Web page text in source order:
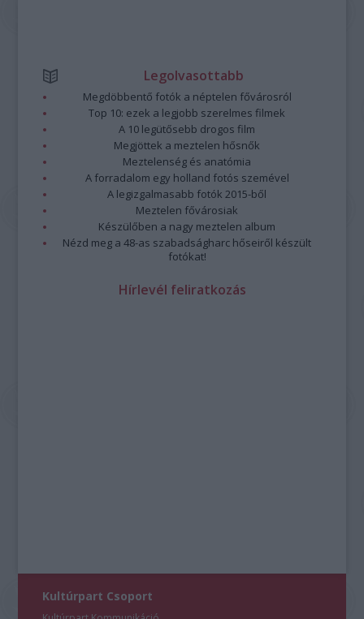
Legolvasottabb
Megdöbbentő fotók a néptelen fővárosról
Top 10: ezek a legjobb szerelmes filmek
A 10 legütősebb drogos film
Megjöttek a meztelen hősnők
Meztelenség és anatómia
A forradalom egy holland fotós szemével
A legizgalmasabb fotók 2015-ből
Meztelen fővárosiak
Készülőben a nagy meztelen album
Nézd meg a 48-as szabadságharc hőseiről készült
fotókat!
Hírlevél feliratkozás
Kultúrpart Csoport